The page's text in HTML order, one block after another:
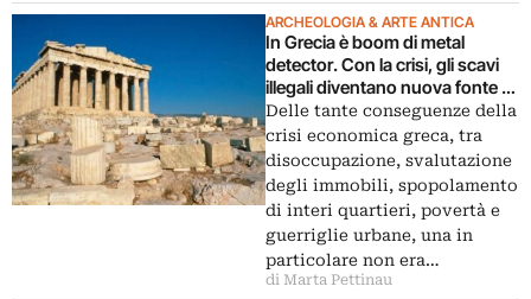
ARCHEOLOGIA & ARTE ANTICA
In Grecia è boom di metal
detector. Con la crisi, gli scavi
illegali diventano nuova fonte di
reddito. E reperti archeologici
ancora sepolti rischiano di finire
sul mercato nero
Delle tante conseguenze della
crisi economica greca, tra
disoccupazione, svalutazione
degli immobili, spopolamento
di interi quartieri, povertà e
guerriglie urbane, una in
particolare non era…
di Marta Pettinau